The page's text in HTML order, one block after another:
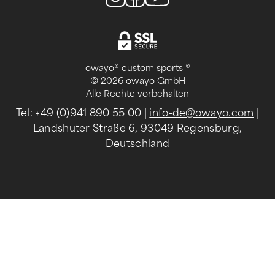
owayo® custom sports ®
© 2026 owayo GmbH
Alle Rechte vorbehalten
Tel: +49 (0)941 890 55 00 info-de@owayo.com
Landshuter Straße 6, 93049 Regensburg,
Deutschland